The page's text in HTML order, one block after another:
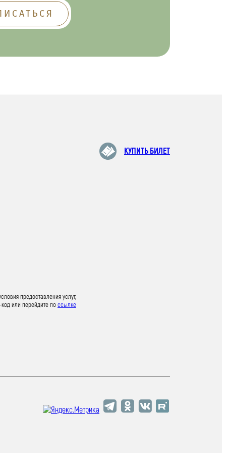
КУПИТЬ БИЛЕТ
предоставления услуг,
код или перейдите поссылке